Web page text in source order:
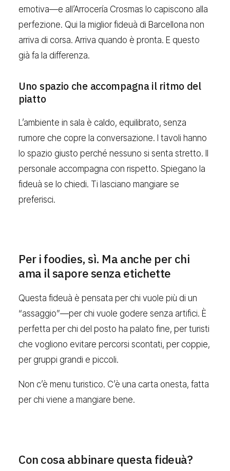
emotiva—e all’Arrocería Crosmas lo capiscono alla
perfezione. Qui la miglior fideuà di Barcellona non
arriva di corsa. Arriva quando è pronta. E questo
già fa la differenza.
Uno spazio che accompagna il ritmo del
piatto
L’ambiente in sala è caldo, equilibrato, senza
rumore che copre la conversazione. I tavoli hanno
lo spazio giusto perché nessuno si senta stretto. Il
personale accompagna con rispetto. Spiegano la
fideuà se lo chiedi. Ti lasciano mangiare se
preferisci.
Per i foodies, sì. Ma anche per chi
ama il sapore senza etichette
Questa fideuà è pensata per chi vuole più di un
“assaggio”—per chi vuole godere senza artifici. È
perfetta per chi del posto ha palato fine, per turisti
che vogliono evitare percorsi scontati, per coppie,
per gruppi grandi e piccoli.
Non c’è menu turistico. C’è una carta onesta, fatta
per chi viene a mangiare bene.
Con cosa abbinare questa fideuà?